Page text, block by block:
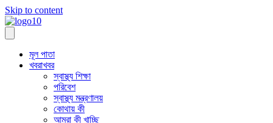
Skip to content
মূল পাতা
খবরাখবর
স্বাস্থ্য শিক্ষা
পরিবেশ
স্বাস্থ্য মন্ত্রণালয়
কোথায় কী
আমরা কী খাচ্ছি